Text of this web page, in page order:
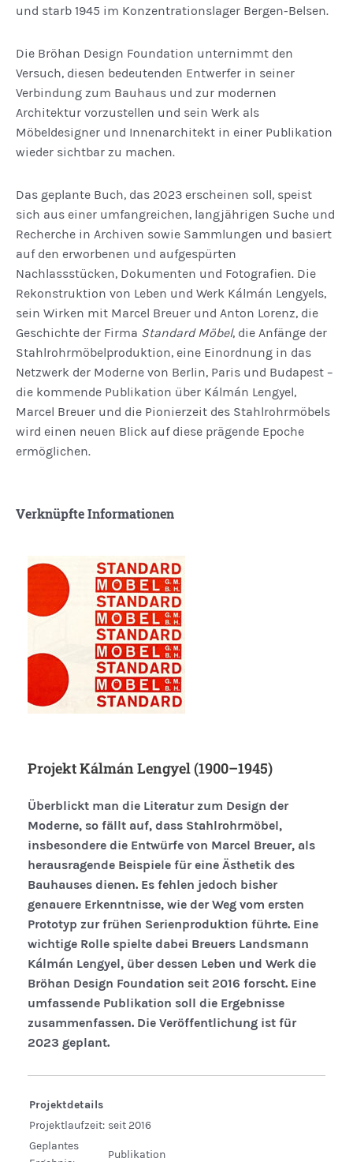
und starb 1945 im Konzentrationslager Bergen-Belsen.
Die Bröhan Design Foundation unternimmt den
Versuch, diesen bedeutenden Entwerfer in seiner
Verbindung zum Bauhaus und zur modernen
Architektur vorzustellen und sein Werk als
Möbeldesigner und Innenarchitekt in einer Publikation
wieder sichtbar zu machen.
Das geplante Buch, das 2023 erscheinen soll, speist
sich aus einer umfangreichen, langjährigen Suche und
Recherche in Archiven sowie Sammlungen und basiert
auf den erworbenen und aufgespürten
Nachlassstücken, Dokumenten und Fotografien. Die
Rekonstruktion von Leben und Werk Kálmán Lengyels,
sein Wirken mit Marcel Breuer und Anton Lorenz, die
Geschichte der Firma Standard Möbel, die Anfänge der
Stahlrohrmöbelproduktion, eine Einordnung in das
Netzwerk der Moderne von Berlin, Paris und Budapest –
die kommende Publikation über Kálmán Lengyel,
Marcel Breuer und die Pionierzeit des Stahlrohrmöbels
wird einen neuen Blick auf diese prägende Epoche
ermöglichen.
Verknüpfte Informationen
Projekt Kálmán Lengyel (1900–1945)
Überblickt man die Literatur zum Design der
Moderne, so fällt auf, dass Stahlrohrmöbel,
insbesondere die Entwürfe von Marcel Breuer, als
herausragende Beispiele für eine Ästhetik des
Bauhauses dienen. Es fehlen jedoch bisher
genauere Erkenntnisse, wie der Weg vom ersten
Prototyp zur frühen Serienproduktion führte. Eine
wichtige Rolle spielte dabei Breuers Landsmann
Kálmán Lengyel, über dessen Leben und Werk die
Bröhan Design Foundation seit 2016 forscht. Eine
umfassende Publikation soll die Ergebnisse
zusammenfassen. Die Veröffentlichung ist für
2023 geplant.
Projektdetails
Projektlaufzeit: seit 2016
Geplantes
Publikation